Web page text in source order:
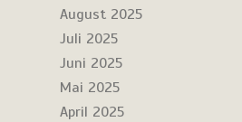
August 2025
Juli 2025
Juni 2025
Mai 2025
April 2025